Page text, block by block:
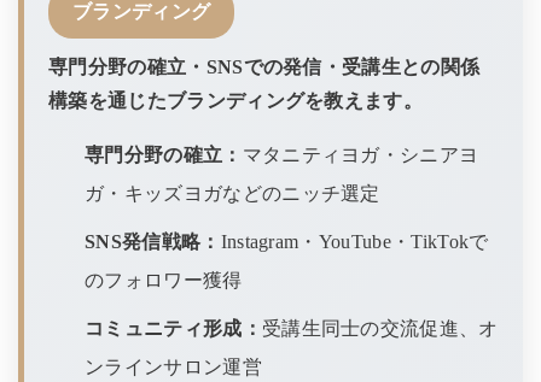
ブランディング
専門分野の確立・SNSでの発信・受講生との関係
構築を通じたブランディングを教えます。
専門分野の確立： マタニティヨガ・シニアヨ
ガ・キッズヨガなどのニッチ選定
SNS発信戦略： Instagram・YouTube・TikTokで
のフォロワー獲得
コミュニティ形成： 受講生同士の交流促進、オ
ンラインサロン運営